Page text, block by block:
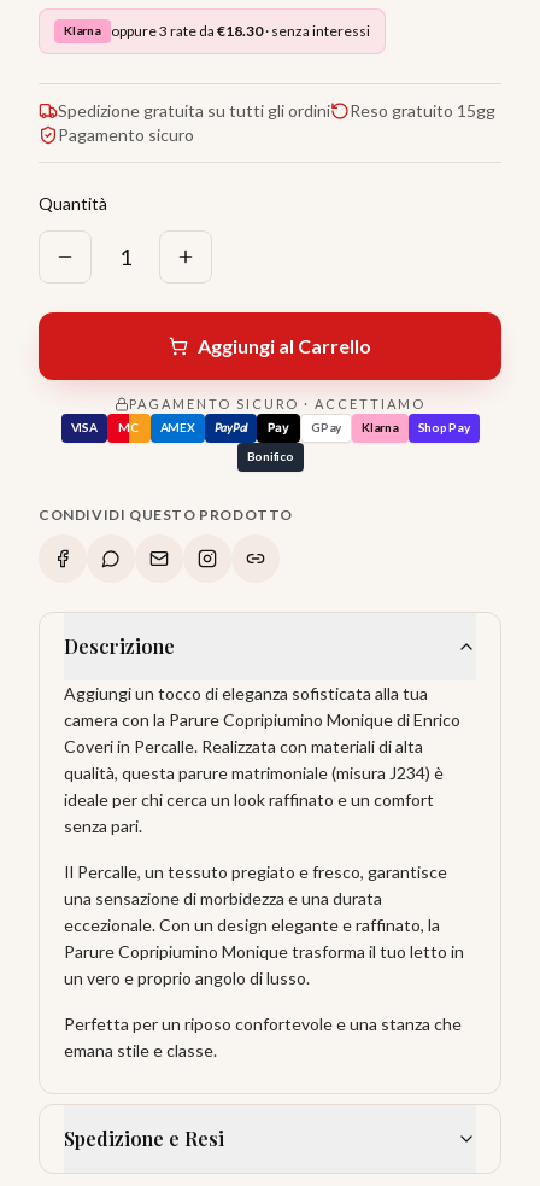
Klarna oppure 3 rate da €18.30· senza interessi
Spedizione gratuita su tutti gli ordini
Reso gratuito 15gg
Pagamento sicuro
Quantità
1
Aggiungi al Carrello
PAGAMENTO SICURO · ACCETTIAMO
VISA MC AMEX PayPal Pay GPay Klarna
Shop Pay
Bonifico
CONDIVIDI QUESTO PRODOTTO
Descrizione
Aggiungi un tocco di eleganza sofisticata alla tua
camera con la Parure Copripiumino Monique di Enrico
Coveri in Percalle. Realizzata con materiali di alta
qualità, questa parure matrimoniale (misura J234) è
ideale per chi cerca un look raffinato e un comfort
senza pari.
Il Percalle, un tessuto pregiato e fresco, garantisce
una sensazione di morbidezza e una durata
eccezionale. Con un design elegante e raffinato, la
Parure Copripiumino Monique trasforma il tuo letto in
un vero e proprio angolo di lusso.
Perfetta per un riposo confortevole e una stanza che
emana stile e classe.
Spedizione e Resi